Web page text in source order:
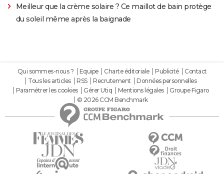
Meilleur que la crème solaire ? Ce maillot de bain protège
du soleil même après la baignade
Qui sommes-nous ? Equipe Charte éditoriale Publicité
Contact
Tous les articles
RSS Recrutement
Données personnelles
Paramétrer les cookies
Gérer Utiq Mentions légales
Groupe Figaro
© 2026 CCM Benchmark